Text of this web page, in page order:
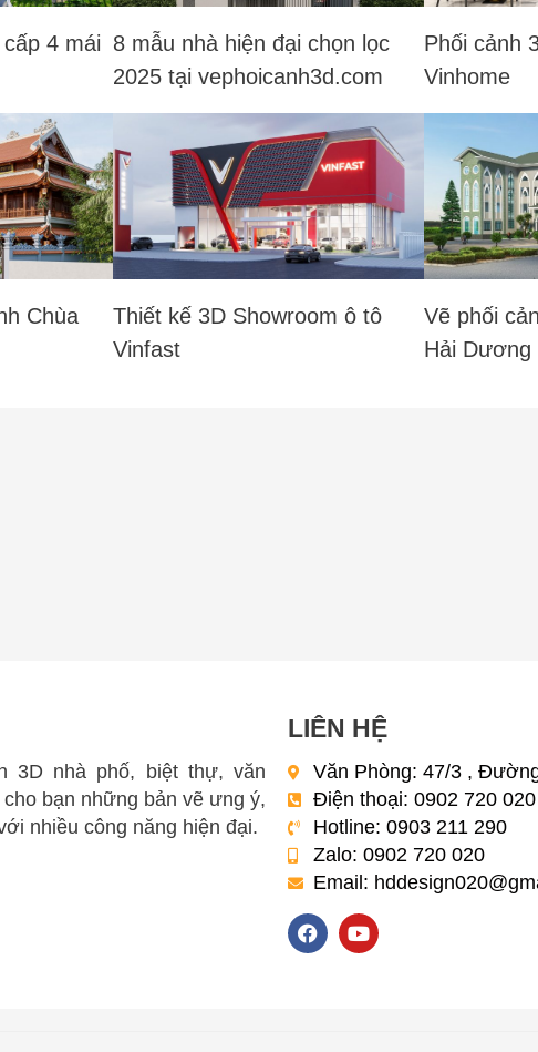
4 mái 8 mẫu nhà hiện đại chọn lọc
2025 tại vephoicanh3d.com
Phối cảnh
Vinhome
Chùa
Thiết kế 3D Showroom ô tô
Vinfast
Vẽ phối
Hải Dương
3D nhà phố, biệt thự, văn
bạn những bản vẽ ưng ý,
nhiều công năng hiện đại.
LIÊN HỆ
Văn Phòng: 47/3 ,
Điện thoại: 0902 720 020
Hotline: 0903 211 290
Zalo: 0902 720 020
Email:
F
a
Y
o